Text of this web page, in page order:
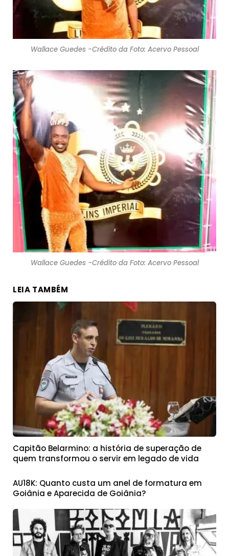
Wallace Guedes -Crédito da Foto: Acervo Pessoal
Wallace Guedes -Crédito da Foto: Acervo Pessoal
LEIA TAMBÉM
Capitão Belarmino: a história de superação de
quem transformou o servir em legado de vida
AU18K: Quanto custa um anel de formatura em
Goiânia e Aparecida de Goiânia?